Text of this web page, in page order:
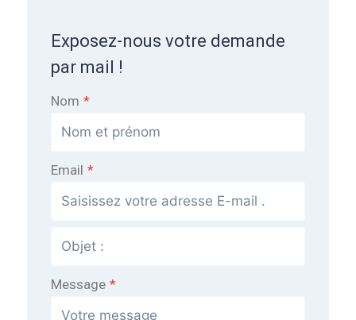
Exposez-nous votre demande
par mail !
Nom *
Email *
Message *